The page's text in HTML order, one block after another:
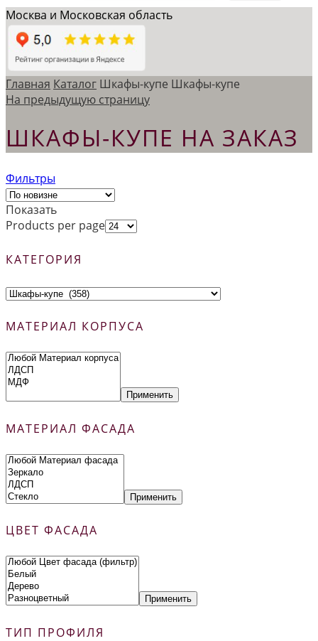
Москва и Московская область
Главная Каталог Шкафы-купе Шкафы-купе
На предыдущую страницу
ШКАФЫ-КУПЕ НА ЗАКАЗ
Фильтры
Показать
Products per page
КАТЕГОРИЯ
МАТЕРИАЛ КОРПУСА
Применить
МАТЕРИАЛ ФАСАДА
Применить
ЦВЕТ ФАСАДА
Применить
ТИП ПРОФИЛЯ